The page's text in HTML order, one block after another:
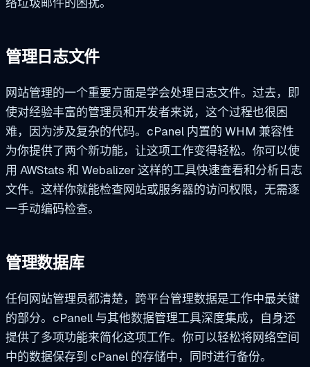
管理日志文件
网站管理的一个重要方面是学会处理日志文件。过去，即
使对经验丰富的管理员和开发者来说，这个过程也很困
难，因为涉及复杂的代码。cPanel 内置的 WHM 兼容性
为你提供了两个新功能，让这项工作变得轻松。你可以使
用 AWStats 和 Webalizer 这样的工具快速查看和分析日志
文件。这样你就能检查网站或服务器的访问权限，无需逐
一手动编码检查。
管理数据库
任何网站管理员都清楚，跨平台管理数据是工作中最关键
的部分。cPanell 与其他数据管理工具深度集成，自身还
提供了多项功能来简化这项工作。你可以轻松将网络空间
中的数据保存到 cPanel 的存储中，同时进行备份。